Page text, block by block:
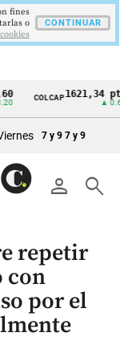
COLCAP1621,34 pts
7 y 9 7 y 9
person search
repetir
con
por el
fines
o
CONTINUAR